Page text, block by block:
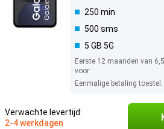
250 min
500 sms
5 GB 5G
Eerste 12 maanden van
voor:
Eenmalige betaling toestel:
Verwachte levertijd:
2-4 werkdagen